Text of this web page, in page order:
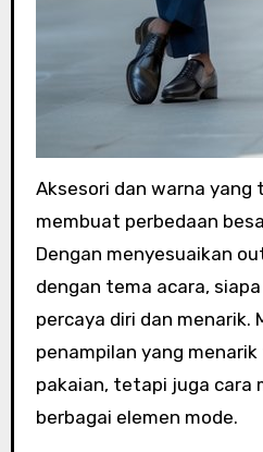
Aksesori dan warna
membuat perbedaan
Dengan menyesuaikan
dengan tema acara,
percaya diri dan menarik.
penampilan yang
pakaian, tetapi juga cara
berbagai elemen mode.